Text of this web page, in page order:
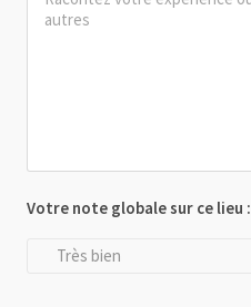
Votre note globale sur ce lieu :
Très bien